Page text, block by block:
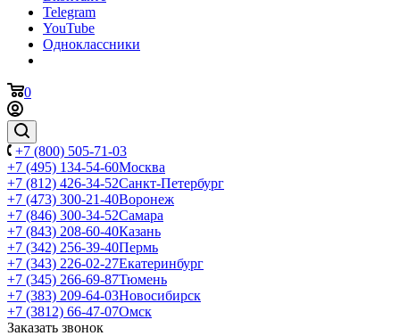
Telegram
YouTube
Одноклассники
0
+7 (800) 505-71-03
+7 (495) 134-54-60Москва
+7 (812) 426-34-52Санкт-Петербург
+7 (473) 300-21-40Воронеж
+7 (846) 300-34-52Самара
+7 (843) 208-60-40Казань
+7 (342) 256-39-40Пермь
+7 (343) 226-02-27Екатеринбург
+7 (345) 266-69-87Тюмень
+7 (383) 209-64-03Новосибирск
+7 (3812) 66-47-07Омск
Заказать звонок